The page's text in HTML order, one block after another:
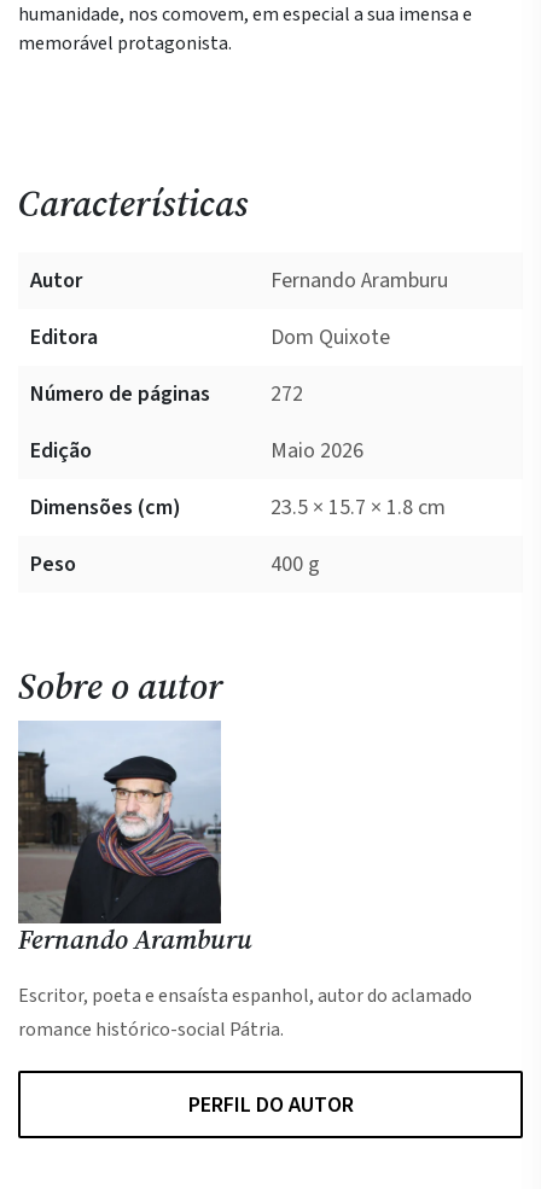
humanidade, nos comovem, em especial a sua imensa e
memorável protagonista.
Características
Autor
Fernando Aramburu
Editora
Dom Quixote
Número de páginas
272
Edição
Maio 2026
Dimensões (cm)
23.5 × 15.7 × 1.8 cm
Peso
400 g
Sobre o autor
Fernando Aramburu
Escritor, poeta e ensaísta espanhol, autor do aclamado
romance histórico-social Pátria.
PERFIL DO AUTOR